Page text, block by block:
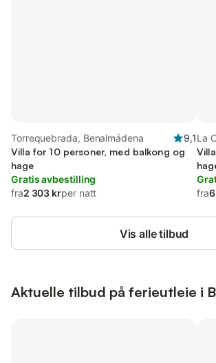
Torrequebrada, Benalmádena
9,1
Villa for 10 personer, med balkong og
hage
Gratis avbestilling
fra2 303 krper natt
La
fra
Vis alle tilbud
Aktuelle tilbud på ferieutleie i